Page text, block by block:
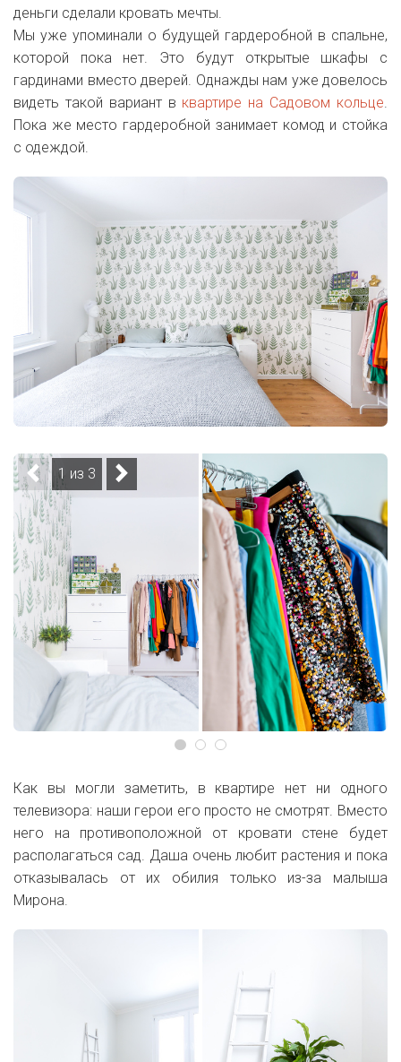
деньги сделали кровать мечты.
Мы уже упоминали о будущей гардеробной в спальне,
которой пока нет. Это будут открытые шкафы с
гардинами вместо дверей. Однажды нам уже довелось
видеть такой вариант в квартире на Садовом кольце.
Пока же место гардеробной занимает комод и стойка
с одеждой.
1 из 3
Как вы могли заметить, в квартире нет ни одного
телевизора: наши герои его просто не смотрят. Вместо
него на противоположной от кровати стене будет
располагаться сад. Даша очень любит растения и пока
отказывалась от их обилия только из-за малыша
Мирона.